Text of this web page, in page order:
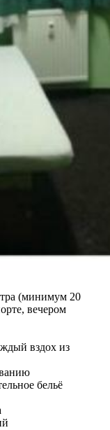
(минимум 20
вечером
вздох из
бельё